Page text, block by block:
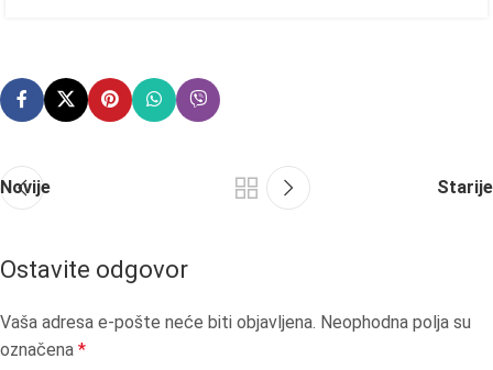
Novije Starije
Ostavite odgovor
Vaša adresa e-pošte neće biti objavljena. Neophodna polja su
označena *